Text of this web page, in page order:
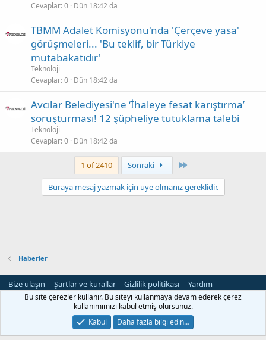
Cevaplar 0 Dün 18:42 da
TBMM Adalet Komisyonu'nda 'Çerçeve yasa'
görüşmeleri... 'Bu teklif, bir Türkiye
mutabakatıdır'
Teknoloji
Cevaplar 0 Dün 18:42 da
Avcılar Belediyesi'ne ‘İhaleye fesat karıştırma’
soruşturması! 12 şüpheliye tutuklama talebi
Teknoloji
Cevaplar 0 Dün 18:42 da
1 of 2410 Sonraki
Buraya mesaj yazmak için üye olmanız gereklidir.
Haberler
Bize ulaşın Şartlar ve kurallar Gizlilik politikası
Yardım
Ana sayfa
R
Community platform by XenForo ® © 2010-2024 XenForo Ltd.
2024 - 2025
Bu site çerezler kullanır. Bu siteyi kullanmaya devam ederek çerez
kullanımımızı kabul etmiş olursunuz.
Kabul
Daha fazla bilgi edin…